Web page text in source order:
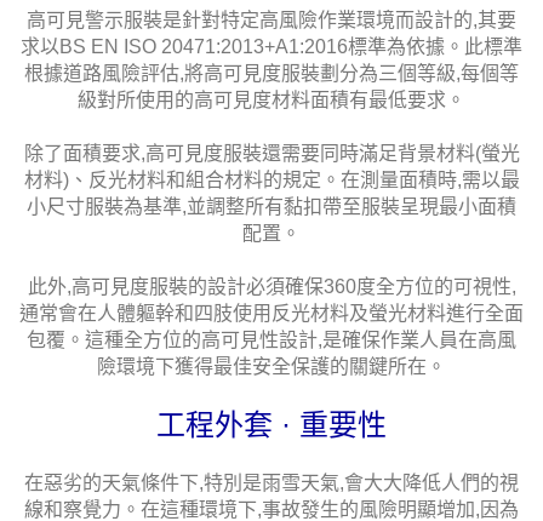
高可見警示服裝是針對特定高風險作業環境而設計的,其要
求以BS EN ISO 20471:2013+A1:2016標準為依據。此標準
根據道路風險評估,將高可見度服裝劃分為三個等級,每個等
級對所使用的高可見度材料面積有最低要求。
除了面積要求,高可見度服裝還需要同時滿足背景材料(螢光
材料)、反光材料和組合材料的規定。在測量面積時,需以最
小尺寸服裝為基準,並調整所有黏扣帶至服裝呈現最小面積
配置。
此外,高可見度服裝的設計必須確保360度全方位的可視性,
通常會在人體軀幹和四肢使用反光材料及螢光材料進行全面
包覆。這種全方位的高可見性設計,是確保作業人員在高風
險環境下獲得最佳安全保護的關鍵所在。
工程外套 · 重要性
在惡劣的天氣條件下,特別是雨雪天氣,會大大降低人們的視
線和察覺力。在這種環境下,事故發生的風險明顯增加,因為